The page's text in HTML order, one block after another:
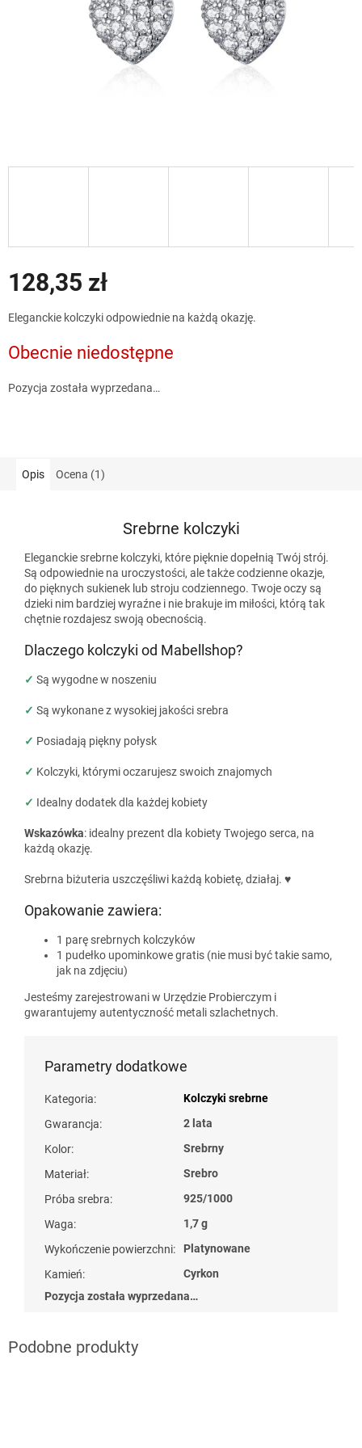
128,35 zł
jednostkowa:
Eleganckie kolczyki odpowiednie na każdą okazję.
Obecnie niedostępne
Pozycja została wyprzedana…
Opis Ocena (1)
Srebrne kolczyki
Eleganckie srebrne kolczyki, które pięknie dopełnią Twój strój.
Są odpowiednie na uroczystości, ale także codzienne okazje,
do pięknych sukienek lub stroju codziennego. Twoje oczy są
dzieki nim bardziej wyraźne i nie brakuje im miłości, którą tak
chętnie rozdajesz swoją obecnością.
Dlaczego kolczyki od Mabellshop?
✓ Są wygodne w noszeniu
✓ Są wykonane z wysokiej jakości srebra
✓ Posiadają piękny połysk
✓ Kolczyki, którymi oczarujesz swoich znajomych
✓ Idealny dodatek dla każdej kobiety
Wskazówka: idealny prezent dla kobiety Twojego serca, na
każdą okazję.
Srebrna biżuteria uszczęśliwi każdą kobietę, działaj. ♥
Opakowanie zawiera:
1 parę srebrnych kolczyków
1 pudełko upominkowe gratis (nie musi być takie samo,
jak na zdjęciu)
Jesteśmy zarejestrowani w Urzędzie Probierczym i
gwarantujemy autentyczność metali szlachetnych.
Parametry dodatkowe
Kategoria:
Kolczyki srebrne
Gwarancja:
2 lata
Kolor:
Srebrny
Materiał:
Srebro
Próba srebra:
925/1000
Waga:
1,7 g
Wykończenie powierzchni:
Platynowane
Kamień:
Cyrkon
Pozycja została wyprzedana…